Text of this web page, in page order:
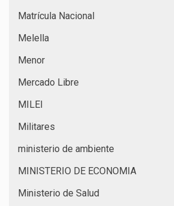
Matrícula Nacional
Melella
Menor
Mercado Libre
MILEI
Militares
ministerio de ambiente
MINISTERIO DE ECONOMIA
Ministerio de Salud